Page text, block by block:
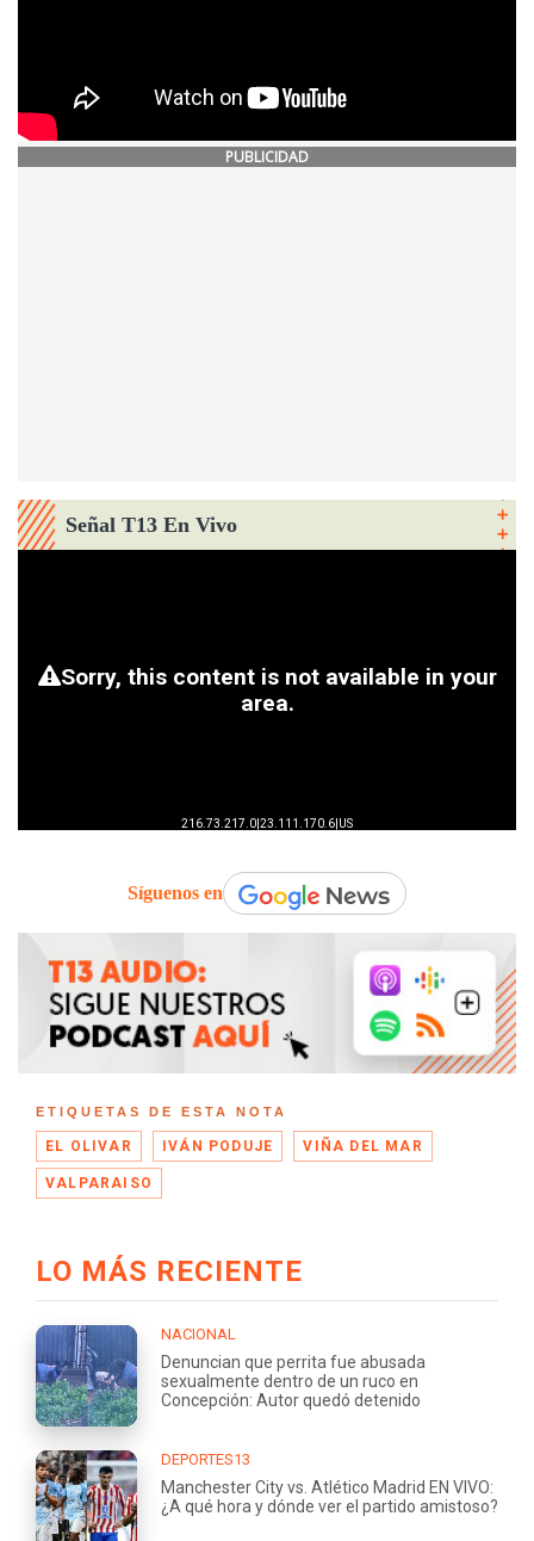
PUBLICIDAD
Señal T13 En Vivo
Síguenos en
ETIQUETAS DE ESTA NOTA
EL OLIVAR IVÁN PODUJE VIÑA DEL MAR
VALPARAISO
LO MÁS RECIENTE
NACIONAL
Denuncian que perrita fue abusada
sexualmente dentro de un ruco en
Concepción: Autor quedó detenido
DEPORTES13
Manchester City vs. Atlético Madrid EN VIVO:
¿A qué hora y dónde ver el partido amistoso?